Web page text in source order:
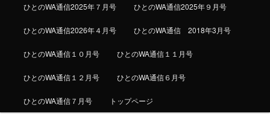
ひとのWA通信2025年７月号 ひとのWA通信2025年９月号
ひとのWA通信2026年４月号 ひとのWA通信 2018年3月号
ひとのWA通信１０月号 ひとのWA通信１１月号
ひとのWA通信１２月号 ひとのWA通信６月号
ひとのWA通信７月号 トップページ